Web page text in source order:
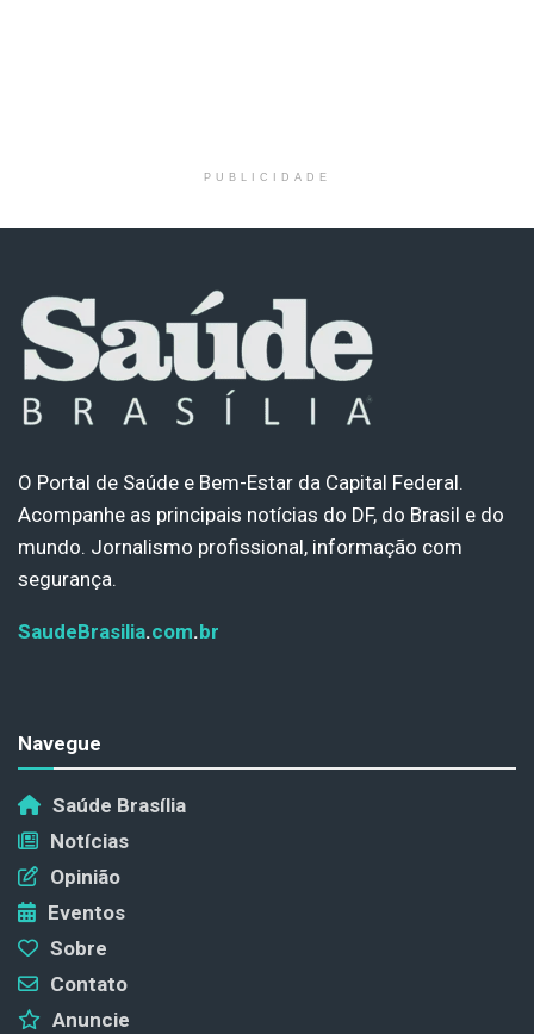
PUBLICIDADE
O Portal de Saúde e Bem-Estar da Capital Federal.
Acompanhe as principais notícias do DF, do Brasil e do
mundo. Jornalismo profissional, informação com
segurança.
SaudeBrasilia.com.br
Navegue
Saúde Brasília
Notícias
Opinião
Eventos
Sobre
Contato
Anuncie